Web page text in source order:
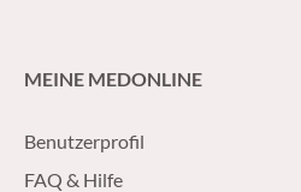
MEINE MEDONLINE
Benutzerprofil
FAQ & Hilfe